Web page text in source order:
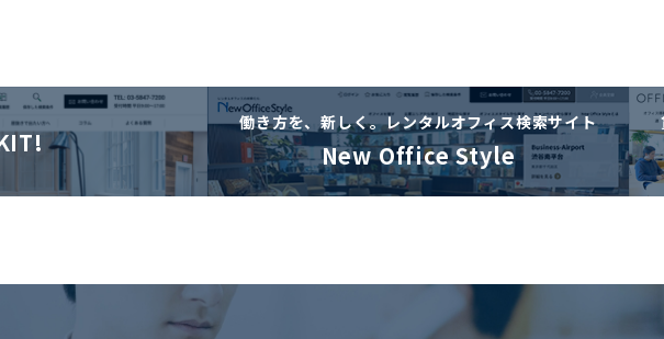
働き方を、新しく。レンタルオフィス検索サイト
New Office Style